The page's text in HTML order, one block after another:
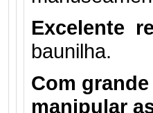
Excelente
baunilha.
Com
manipular